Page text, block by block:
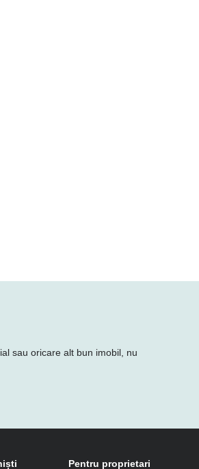
sau oricare alt bun imobil, nu
Pentru proprietari